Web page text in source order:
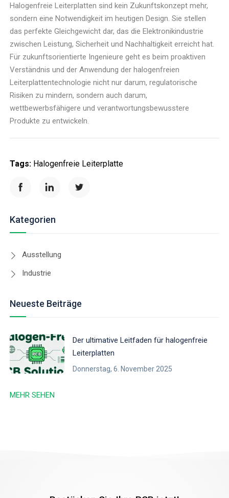
Halogenfreie Leiterplatten sind kein Zukunftskonzept mehr,
sondern eine Notwendigkeit im heutigen Design. Sie stellen
das perfekte Gleichgewicht dar, das die Elektronikindustrie
zwischen Leistung, Sicherheit und Nachhaltigkeit erreicht hat.
Für zukunftsorientierte Ingenieure geht es beim proaktiven
Verständnis und der Anwendung der halogenfreien
Leiterplattentechnologie nicht nur darum, regulatorische
Risiken zu mindern, sondern auch darum,
wettbewerbsfähigere und verantwortungsbewusstere
Produkte zu entwickeln.
Tags: Halogenfreie Leiterplatte
Kategorien
Ausstellung
Industrie
Neueste Beiträge
Der ultimative Leitfaden für halogenfreie
Leiterplatten
Donnerstag, 6. November 2025
MEHR SEHEN